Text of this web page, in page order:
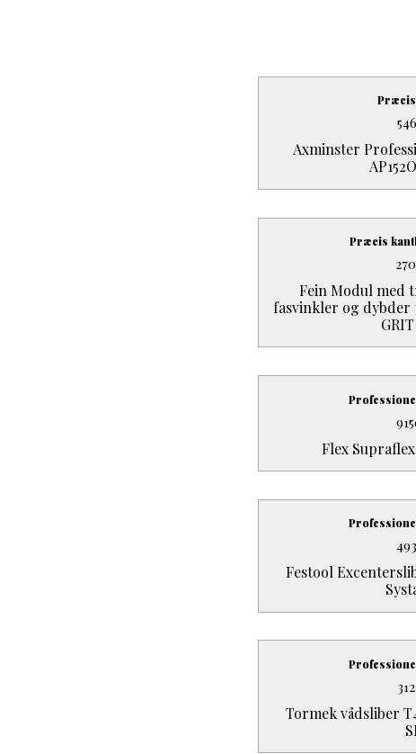
Axminster
Præcis
Fein Modul med
fasvinkler og
Flex
Festool
Tormek vådsliber